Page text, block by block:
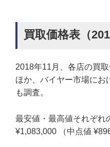
買取価格表（
2018年11月、各店の買
ほか、バイヤー市場にお
も調査。
最安値・最高値それぞれ
¥1,083,000 （中点値